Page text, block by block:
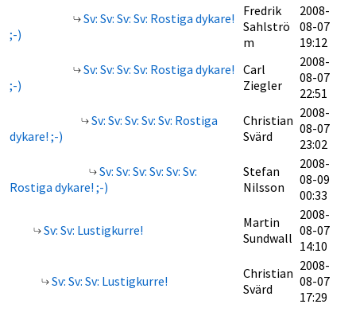
Sv: Sv: Sv: Sv: Rostiga dykare!
;-)
Fredrik
Sahlströ
m
2008-
08-07
19:12
Sv: Sv: Sv: Sv: Rostiga dykare!
;-)
Carl
Ziegler
2008-
08-07
22:51
Sv: Sv: Sv: Sv: Sv: Rostiga
dykare! ;-)
Christian
Svärd
2008-
08-07
23:02
Sv: Sv: Sv: Sv: Sv: Sv:
Rostiga dykare! ;-)
Stefan
Nilsson
2008-
08-09
00:33
Sv: Sv: Lustigkurre!
Martin
Sundwall
2008-
08-07
14:10
Sv: Sv: Sv: Lustigkurre!
Christian
Svärd
2008-
08-07
17:29